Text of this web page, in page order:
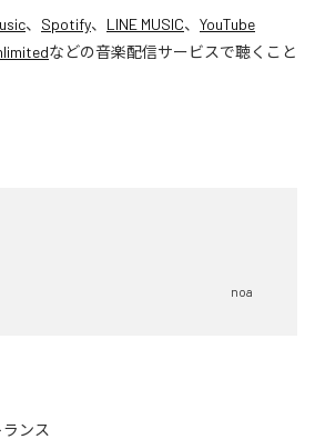
、 Spotify、 LINE MUSIC、 YouTube
などの音楽配信サービスで聴くこと
noa
ランス